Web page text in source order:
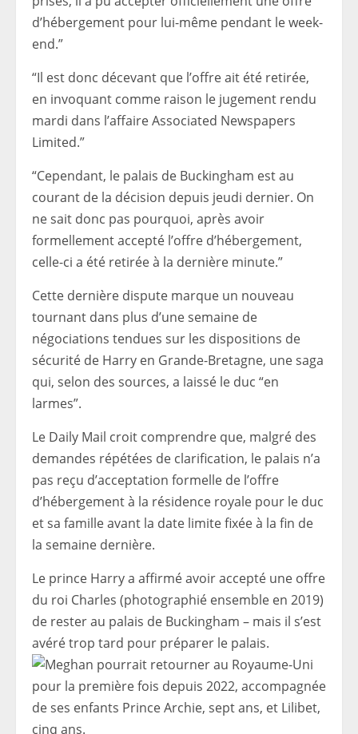
d’hébergement pour lui-même pendant le week-
end.”
“Il est donc décevant que l’offre ait été retirée,
en invoquant comme raison le jugement rendu
mardi dans l’affaire Associated Newspapers
Limited.”
“Cependant, le palais de Buckingham est au
courant de la décision depuis jeudi dernier. On
ne sait donc pas pourquoi, après avoir
formellement accepté l’offre d’hébergement,
celle-ci a été retirée à la dernière minute.”
Cette dernière dispute marque un nouveau
tournant dans plus d’une semaine de
négociations tendues sur les dispositions de
sécurité de Harry en Grande-Bretagne, une saga
qui, selon des sources, a laissé le duc “en
larmes”.
Le Daily Mail croit comprendre que, malgré des
demandes répétées de clarification, le palais n’a
pas reçu d’acceptation formelle de l’offre
d’hébergement à la résidence royale pour le duc
et sa famille avant la date limite fixée à la fin de
la semaine dernière.
Le prince Harry a affirmé avoir accepté une offre
du roi Charles (photographié ensemble en 2019)
de rester au palais de Buckingham – mais il s’est
avéré trop tard pour préparer le palais.